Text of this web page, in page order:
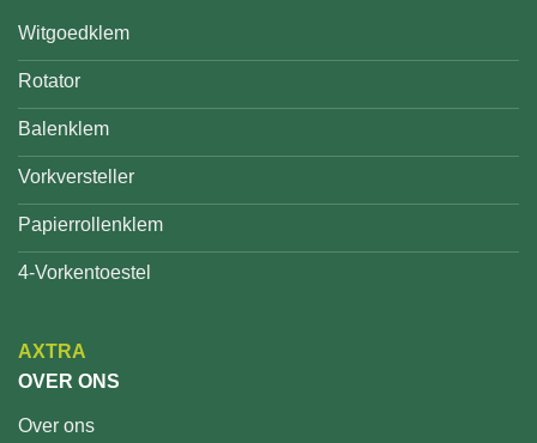
Witgoedklem
Rotator
Balenklem
Vorkversteller
Papierrollenklem
4-Vorkentoestel
AXTRA
OVER ONS
Over ons